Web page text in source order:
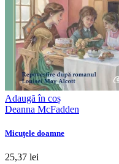
Adaugă în coș
Deanna McFadden
Micuţele doamne
25,37 lei